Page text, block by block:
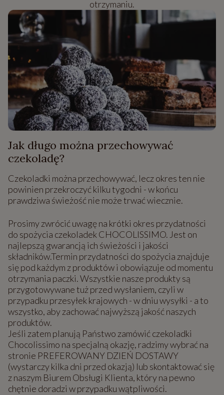
otrzymaniu.
Jak długo można przechowywać
czekoladę?
Czekoladki można przechowywać, lecz okres ten nie
powinien przekroczyć kilku tygodni - w końcu
prawdziwa świeżość nie może trwać wiecznie.
Prosimy zwrócić uwagę na krótki okres przydatności
do spożycia czekoladek CHOCOLISSIMO. Jest on
najlepszą gwarancją ich świeżości i jakości
składników.Termin przydatności do spożycia znajduje
się pod każdym z produktów i obowiązuje od momentu
otrzymania paczki. Wszystkie nasze produkty są
przygotowywane tuż przed wysłaniem, czyli w
przypadku przesyłek krajowych - w dniu wysyłki - a to
wszystko, aby zachować najwyższą jakość naszych
produktów.
Jeśli zatem planują Państwo zamówić czekoladki
Chocolissimo na specjalną okazję, radzimy wybrać na
stronie PREFEROWANY DZIEŃ DOSTAWY
(wystarczy kilka dni przed okazją) lub skontaktować się
z naszym Biurem Obsługi Klienta, który na pewno
chętnie doradzi w przypadku wątpliwości.